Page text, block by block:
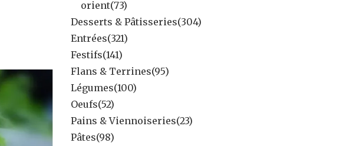
orient(73)
Desserts & Pâtisseries(304)
Entrées(321)
Festifs(141)
Flans & Terrines(95)
Légumes(100)
Oeufs(52)
Pains & Viennoiseries(23)
Pâtes(98)